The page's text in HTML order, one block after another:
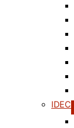
IDEC